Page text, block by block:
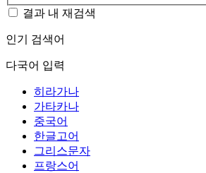
결과 내 재검색
인기 검색어
다국어 입력
히라가나
가타카나
중국어
한글고어
그리스문자
프랑스어